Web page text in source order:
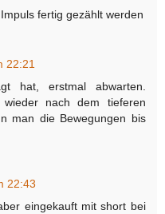
fertig gezählt werden
22:21
hat, erstmal abwarten.
nach dem tieferen
man die Bewegungen bis
22:43
eingekauft mit short bei